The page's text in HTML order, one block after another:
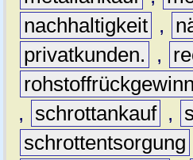
nachhaltigkeit ,
privatkunden.
,
,
schrottankauf ,
schrottentsorgung